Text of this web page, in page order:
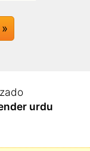
urdu
urdu